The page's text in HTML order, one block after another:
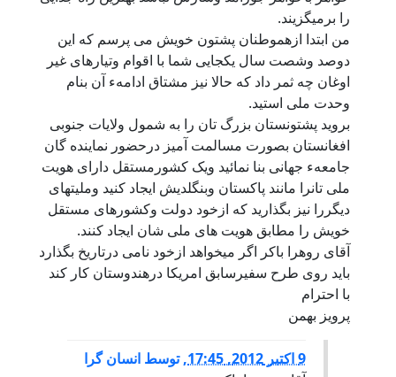
را برمیگزیند.
من ابتدا ازهموطنان پشتون خویش می پرسم که این
دوصد وشصت سال یکجایی شما با اقوام وتیارهای غیر
اوغان چه ثمر داد که حالا نیز مشتاق ادامهء آن بنام
وحدت ملی استید.
بروید پشتونستان بزرگ تان را به شمول ولایات جنوبی
افغانستان بصورت مسالمت آمیز درحضور نماینده گان
جامعهء جهانی بنا نمائید ویک کشورمستقل دارای هویت
ملی تانرا مانند پاکستان وبنگلدیش ایجاد کنید وملیتهای
دیگررا نیز بگذارید که ازخود دولت وکشورهای مستقل
خویش را مطابق هویت های ملی شان ایجاد کنند.
آقای روهرا باکر اگر میخواهد ازخود نامی درتاریخ بگذارد
باید روی طرح سفیرسابق امریکا درهندوستان کار کند
با احترام
پرویز بهمن
9 اكتبر 2012, 17:45 ,توسط انسان گرا